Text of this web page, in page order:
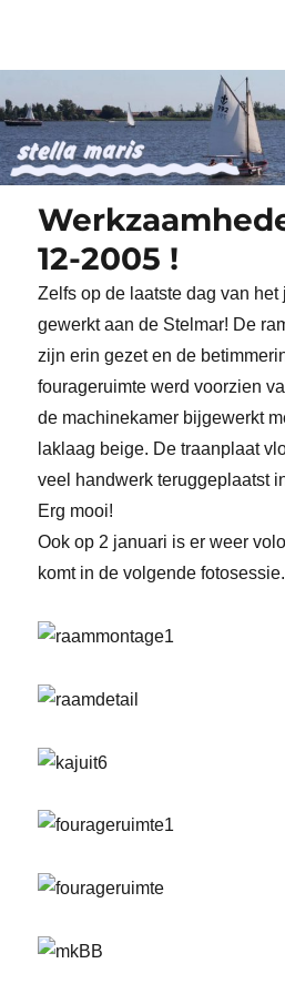
12-2005 !
Zelfs op de laatste dag van
gewerkt aan de Stelmar! De
zijn erin gezet en de
fourageruimte werd voorzien
de machinekamer bijgewerkt
laklaag beige. De traanplaat
veel handwerk teruggeplaatst
Erg mooi!
Ook op 2 januari is er weer
komt in de volgende fotosessie.